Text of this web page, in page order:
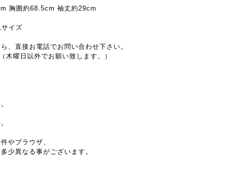
胸囲約68.5cm 袖丈約29cm
イズ
、直接お電話でお問い合わせ下さい。
曜日以外でお願い致します。）
やブラウザ、
少異なる事がございます。